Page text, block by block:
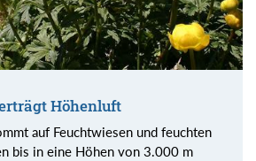
Höhenluft
auf Feuchtwiesen und feuchten
bis in eine Höhen von 3.000 m